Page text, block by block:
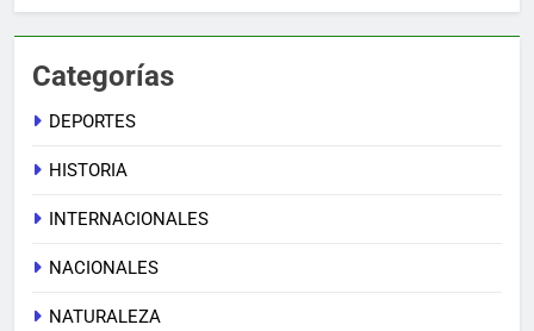
Categorías
DEPORTES
HISTORIA
INTERNACIONALES
NACIONALES
NATURALEZA